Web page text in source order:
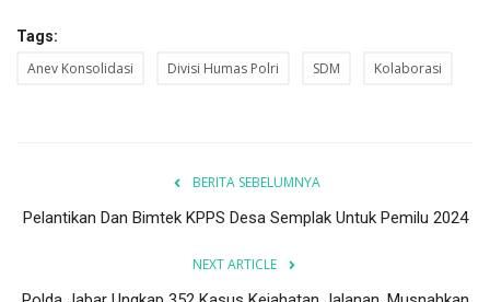
Tags:
Anev Konsolidasi Divisi Humas Polri SDM Kolaborasi
BERITA SEBELUMNYA
Pelantikan Dan Bimtek KPPS Desa Semplak Untuk Pemilu 2024
NEXT ARTICLE